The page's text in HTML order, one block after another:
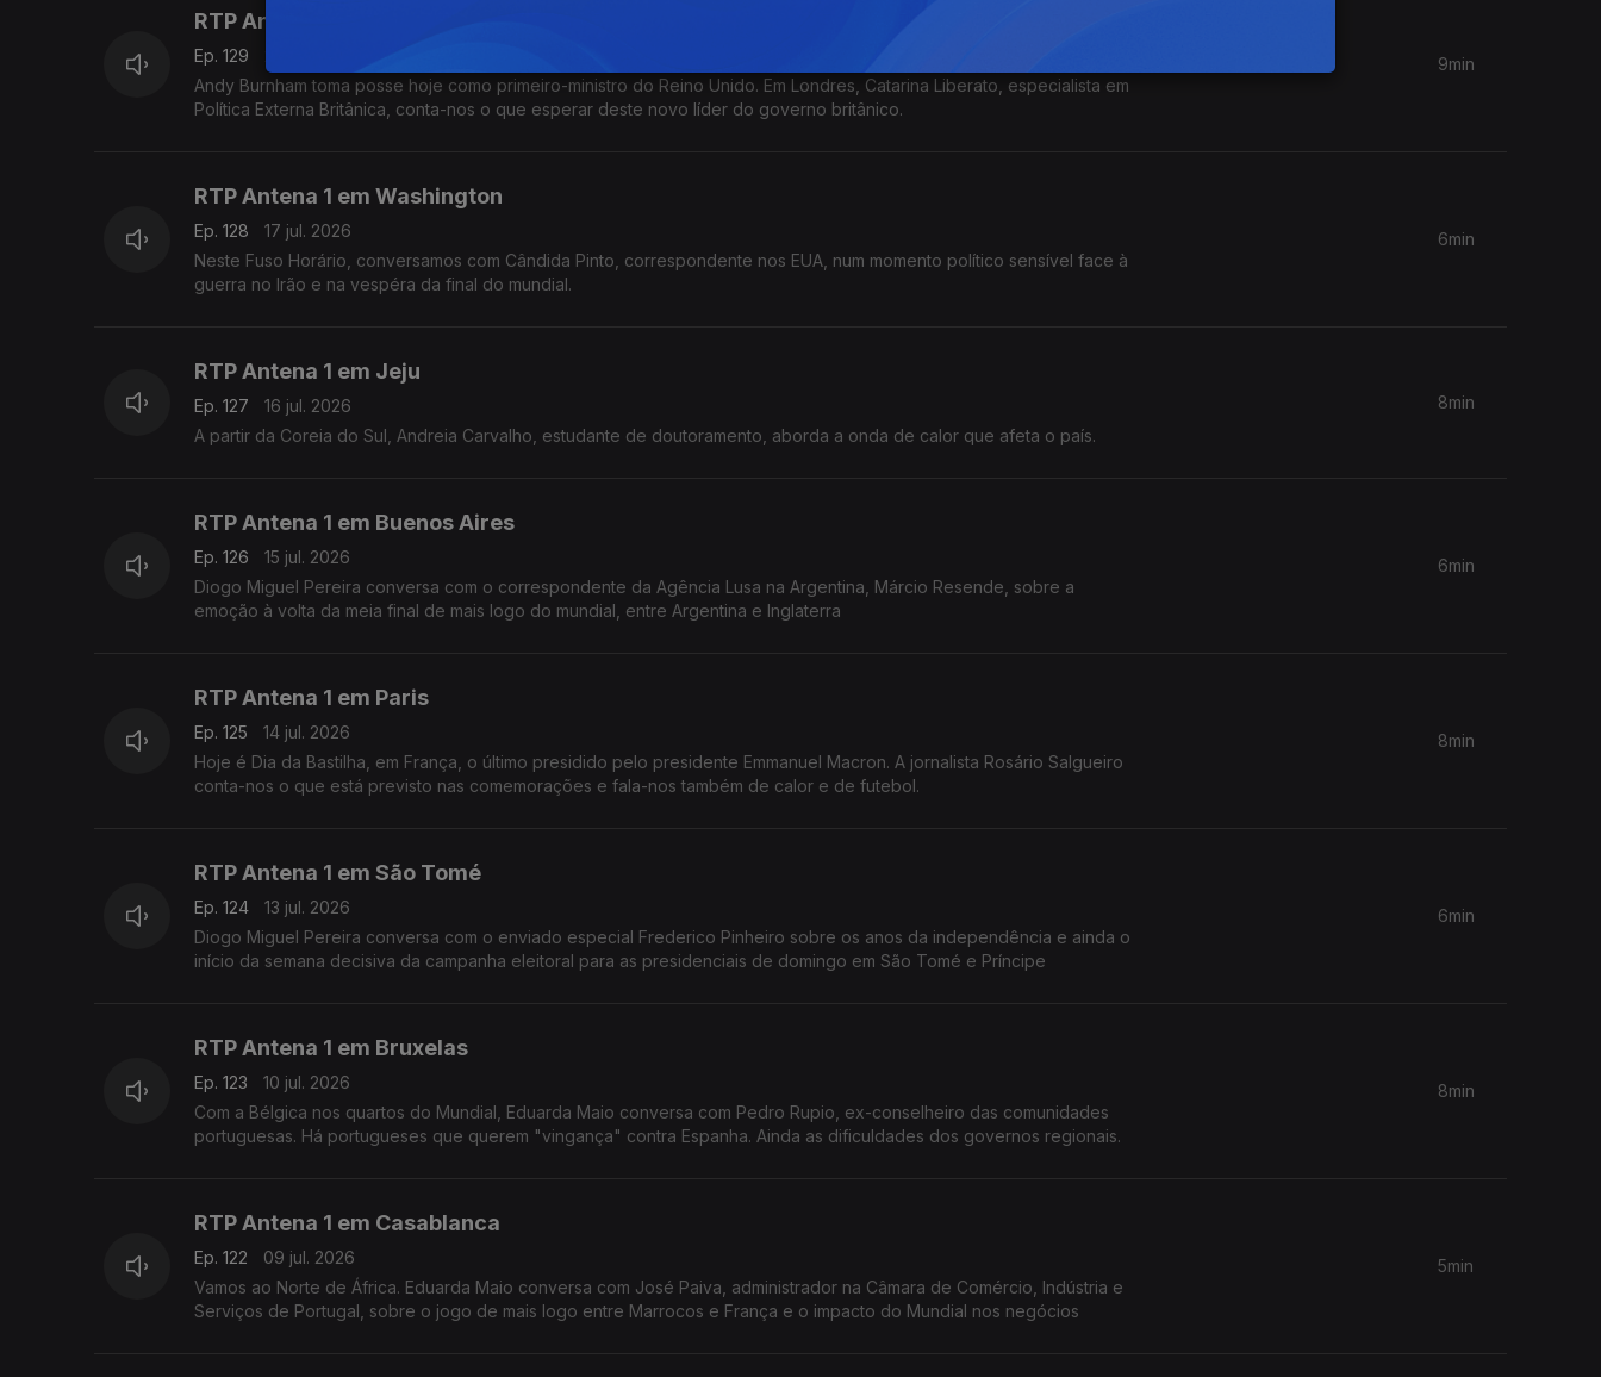
RTP Antena 1 em Londres
Ep. 129
Andy Burnham toma posse hoje como primeiro-ministro do Reino Unido. Em Londres, Catarina Liberato, especialista em
Política Externa Britânica, conta-nos o que esperar deste novo líder do governo britânico.
9min
RTP Antena 1 em Washington
Ep. 128
17 jul. 2026
Neste Fuso Horário, conversamos com Cândida Pinto, correspondente nos EUA, num momento político sensível face à
guerra no Irão e na vespéra da final do mundial.
6min
RTP Antena 1 em Jeju
Ep. 127
16 jul. 2026
A partir da Coreia do Sul, Andreia Carvalho, estudante de doutoramento, aborda a onda de calor que afeta o país.
8min
RTP Antena 1 em Buenos Aires
Ep. 126
15 jul. 2026
Diogo Miguel Pereira conversa com o correspondente da Agência Lusa na Argentina, Márcio Resende, sobre a
emoção à volta da meia final de mais logo do mundial, entre Argentina e Inglaterra
6min
RTP Antena 1 em Paris
Ep. 125
14 jul. 2026
Hoje é Dia da Bastilha, em França, o último presidido pelo presidente Emmanuel Macron. A jornalista Rosário Salgueiro
conta-nos o que está previsto nas comemorações e fala-nos também de calor e de futebol.
8min
RTP Antena 1 em São Tomé
Ep. 124
13 jul. 2026
Diogo Miguel Pereira conversa com o enviado especial Frederico Pinheiro sobre os anos da independência e ainda o
início da semana decisiva da campanha eleitoral para as presidenciais de domingo em São Tomé e Príncipe
6min
RTP Antena 1 em Bruxelas
Ep. 123
10 jul. 2026
Com a Bélgica nos quartos do Mundial, Eduarda Maio conversa com Pedro Rupio, ex-conselheiro das comunidades
portuguesas. Há portugueses que querem "vingança" contra Espanha. Ainda as dificuldades dos governos regionais.
8min
RTP Antena 1 em Casablanca
Ep. 122
09 jul. 2026
Vamos ao Norte de África. Eduarda Maio conversa com José Paiva, administrador na Câmara de Comércio, Indústria e
Serviços de Portugal, sobre o jogo de mais logo entre Marrocos e França e o impacto do Mundial nos negócios
5min